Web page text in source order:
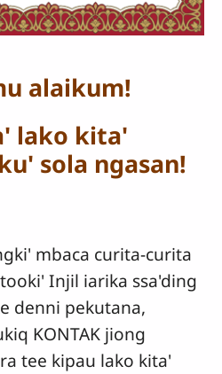
alaikum!
lako kita'
sola ngasan!
mbaca curita-curita
Injil iarika ssa'ding
denni pekutana,
KONTAK jiong
tee kipau lako kita'